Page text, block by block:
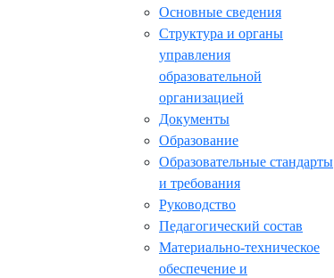
Основные сведения
Структура и органы
управления
образовательной
организацией
Документы
Образование
Образовательные стандарты
и требования
Руководство
Педагогический состав
Материально-техническое
обеспечение и